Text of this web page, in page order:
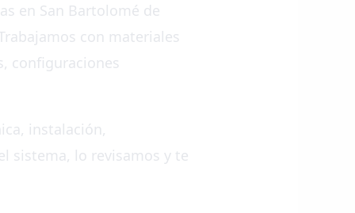
en San Bartolomé de
con materiales
configuraciones
instalación,
sistema, lo revisamos y te